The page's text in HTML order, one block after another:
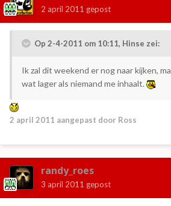
2 april 2011 gepost
Op 2-4-2011 om 10:11, Hinse zei:
Ik zal dit weekend er nog naar kijken,
wat lager als niemand me inhaalt.
2 april 2011 aangepast door Ross
randy_roes
3 april 2011 gepost